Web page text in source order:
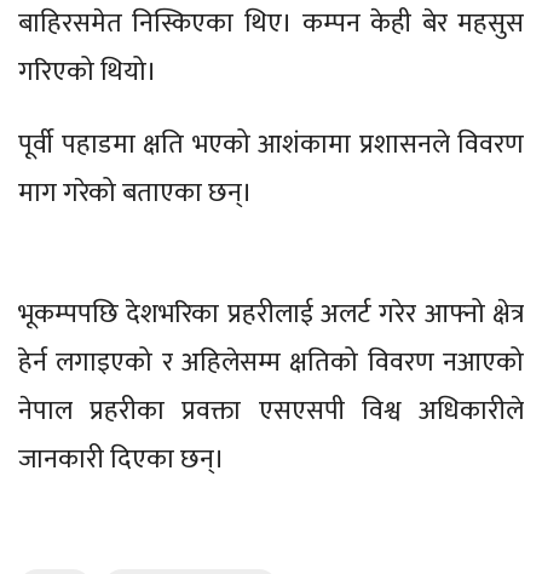
बाहिरसमेत निस्किएका थिए। कम्पन केही बेर महसुस
गरिएको थियो।
पूर्वी पहाडमा क्षति भएको आशंकामा प्रशासनले विवरण
माग गरेको बताएका छन्।
भूकम्पपछि देशभरिका प्रहरीलाई अलर्ट गरेर आफ्नो क्षेत्र
हेर्न लगाइएको र अहिलेसम्म क्षतिको विवरण नआएको
नेपाल प्रहरीका प्रवक्ता एसएसपी विश्व अधिकारीले
जानकारी दिएका छन्।